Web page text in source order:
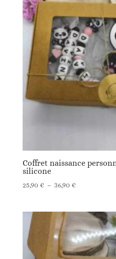
Coffret naissance
silicone
25,90 € – 36,90 €Plage
25,90 €
à
36,90 €